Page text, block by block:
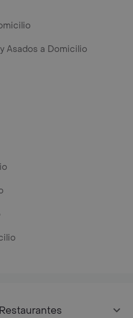
Asados a Domicilio